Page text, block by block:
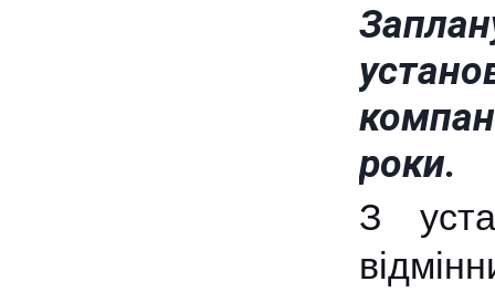
роки.
З